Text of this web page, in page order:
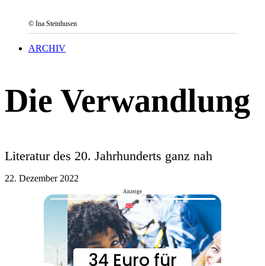
© Ina Steinhusen
ARCHIV
Die Verwandlung
Literatur des 20. Jahrhunderts ganz nah
22. Dezember 2022
Anzeige